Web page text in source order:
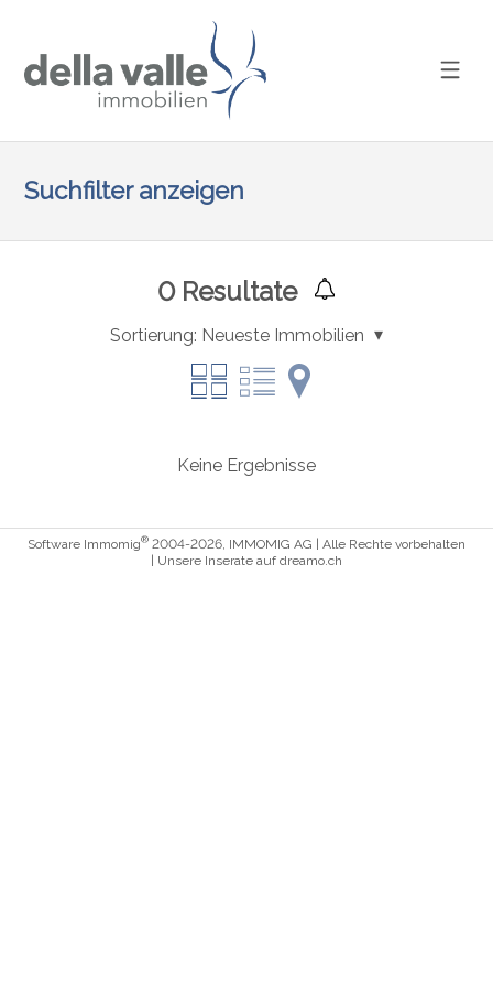
Suchfilter anzeigen
0Resultate
Sortierung: Neueste Immobilien
Keine Ergebnisse
Software Immomig® 2004-2026, IMMOMIG AG | Alle Rechte vorbehalten
| Unsere Inserate auf dreamo.ch